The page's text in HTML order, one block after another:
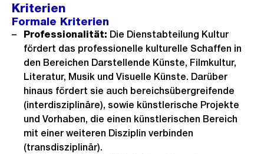
Kriterien
Formale Kriterien
Professionalität: Die Dienstabteilung Kultur
fördert das professionelle kulturelle Schaffen in
den Bereichen Darstellende Künste, Filmkultur,
Literatur, Musik und Visuelle Künste. Darüber
hinaus fördert sie auch bereichsübergreifende
(interdisziplinäre), sowie künstlerische Projekte
und Vorhaben, die einen künstlerischen Bereich
mit einer weiteren Disziplin verbinden
(transdisziplinär).